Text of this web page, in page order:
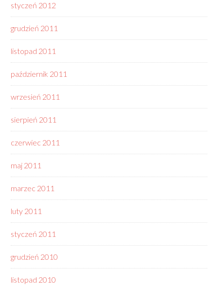
styczeń 2012
grudzień 2011
listopad 2011
październik 2011
wrzesień 2011
sierpień 2011
czerwiec 2011
maj 2011
marzec 2011
luty 2011
styczeń 2011
grudzień 2010
listopad 2010